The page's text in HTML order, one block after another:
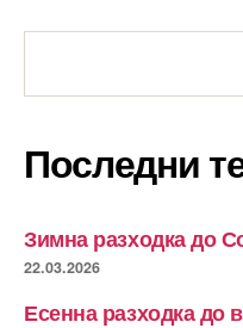
Последни
Зимна разходка до
22.03.2026
Есенна разходка до